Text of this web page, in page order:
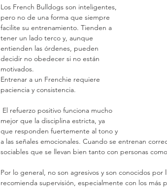
Los French Bulldogs son inteligentes,
pero no de una forma que siempre
facilite su entrenamiento. Tienden a
tener un lado terco y, aunque
entienden las órdenes, pueden
decidir no obedecer si no están
motivados.
Entrenar a un Frenchie requiere
paciencia y consistencia.
mejor que la disciplina estricta, ya
que responden fuertemente al tono y
a las señales emocionales. Cuando se entrenan
sociables que se llevan bien tanto con personas
Por lo general, no son agresivos y son conocidos
recomienda supervisión, especialmente con los más